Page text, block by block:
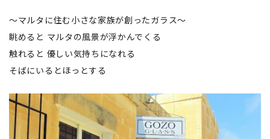
～マルタに住む小さな家族が創ったガラス～
眺めると マルタの風景が浮かんでくる
触れると 優しい気持ちになれる
そばにいるとほっとする